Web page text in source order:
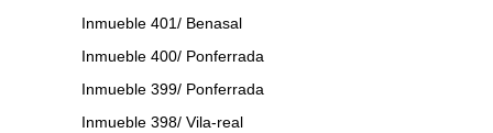
Inmueble 401/ Benasal
Inmueble 400/ Ponferrada
Inmueble 399/ Ponferrada
Inmueble 398/ Vila-real